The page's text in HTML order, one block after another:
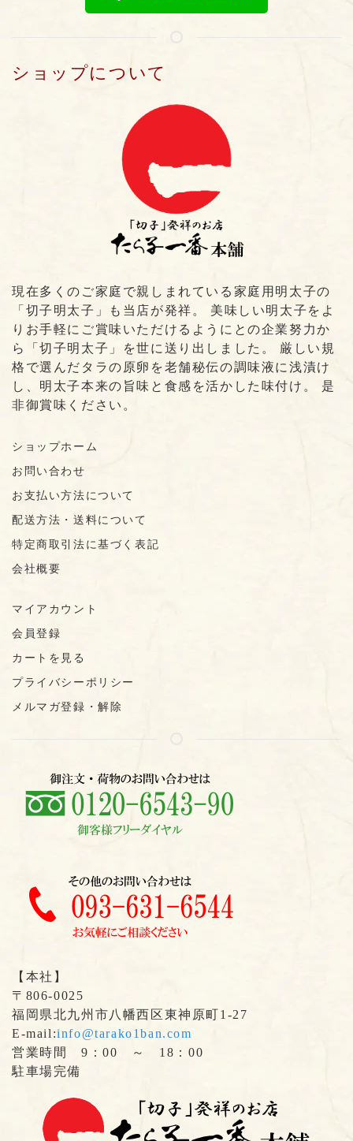
ショップについて
現在多くのご家庭で親しまれている家庭用明太子の
「切子明太子」も当店が発祥。 美味しい明太子をよ
りお手軽にご賞味いただけるようにとの企業努力か
ら「切子明太子」を世に送り出しました。 厳しい規
格で選んだタラの原卵を老舗秘伝の調味液に浅漬け
し、明太子本来の旨味と食感を活かした味付け。 是
非御賞味ください。
ショップホーム
お問い合わせ
お支払い方法について
配送方法・送料について
特定商取引法に基づく表記
会社概要
マイアカウント
会員登録
カートを見る
プライバシーポリシー
メルマガ登録・解除
【本社】
〒806-0025
福岡県北九州市八幡西区東神原町1-27
E-mail:info@tarako1ban.com
営業時間 9：00 ～ 18：00
駐車場完備